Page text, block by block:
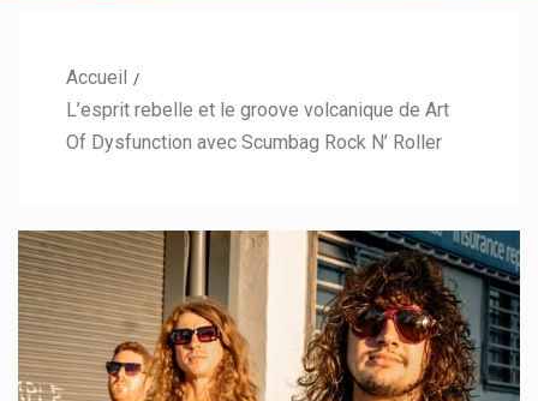
Accueil
L’esprit rebelle et le groove volcanique de Art
Of Dysfunction avec Scumbag Rock N’ Roller